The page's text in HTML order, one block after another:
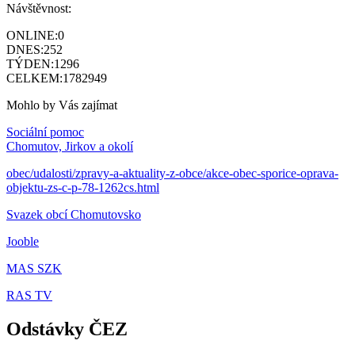
Návštěvnost:
ONLINE:0
DNES:252
TÝDEN:1296
CELKEM:1782949
Mohlo by Vás zajímat
Sociální pomoc
Chomutov, Jirkov a okolí
obec/udalosti/zpravy-a-aktuality-z-obce/akce-obec-sporice-oprava-
objektu-zs-c-p-78-1262cs.html
Svazek obcí Chomutovsko
Jooble
MAS SZK
RAS TV
Odstávky ČEZ